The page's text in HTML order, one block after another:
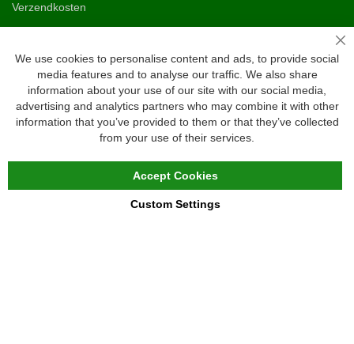
Verzendkosten
Ruilen & retourneren
Vragen
Veelgestelde vragen
Maattabel
We use cookies to personalise content and ads, to provide social
media features and to analyse our traffic. We also share
information about your use of our site with our social media,
advertising and analytics partners who may combine it with other
information that you’ve provided to them or that they’ve collected
from your use of their services.
Accept Cookies
Custom Settings